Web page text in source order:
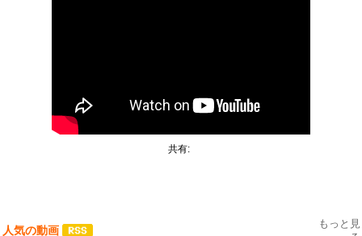
共有:
人気の動画
もっと見